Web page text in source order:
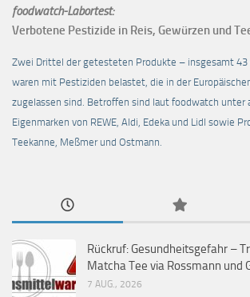
foodwatch-Labortest:
Verbotene Pestizide in Reis, Gewürzen und
Zwei Drittel der getesteten Produkte – insgesamt 43
waren mit Pestiziden belastet, die in der
zugelassen sind. Betroffen sind laut foodwatch unter
Eigenmarken von REWE, Aldi, Edeka und Lidl sowie
Teekanne, Meßmer und Ostmann.
Rückruf: Gesundheitsgefahr –
Matcha Tee via Rossmann und
7 AUG., 2026